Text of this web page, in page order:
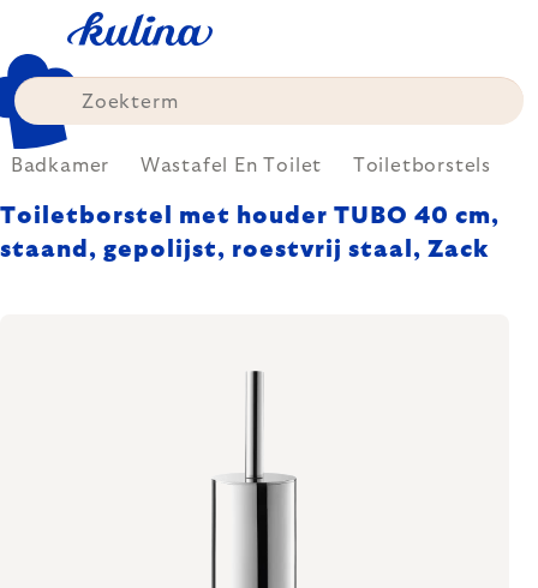
content
Badkamer Wastafel En Toilet Toiletborstels
Toiletborstel met houder TUBO 40 cm,
staand, gepolijst, roestvrij staal, Zack